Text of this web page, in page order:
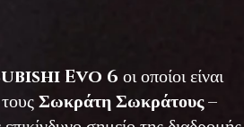
Evo 6 οι οποίοι είναι
Σωκράτη Σωκράτους –